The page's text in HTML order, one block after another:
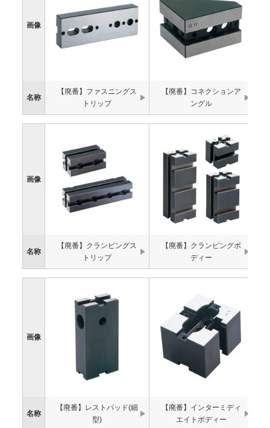
画像
名称
【廃番】ファスニングス
トリップ
【廃番】コネクションア
ングル
画像
名称
【廃番】クランピングス
トリップ
【廃番】クランピングボ
ディー
画像
名称
【廃番】レストパッド(細
型)
【廃番】インターミディ
エイトボディー